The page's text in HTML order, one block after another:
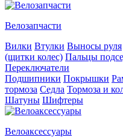
Велозапчасти
Вилки Втулки Выносы руля
(щитки колес) Пальцы
Переключатели
Подшипники Покрышки
тормоза Седла Тормоза и
Шатуны Шифтеры
Велоаксессуары